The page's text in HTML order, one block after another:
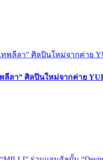
พลีลา” ศิลปินใหม่จากค่าย